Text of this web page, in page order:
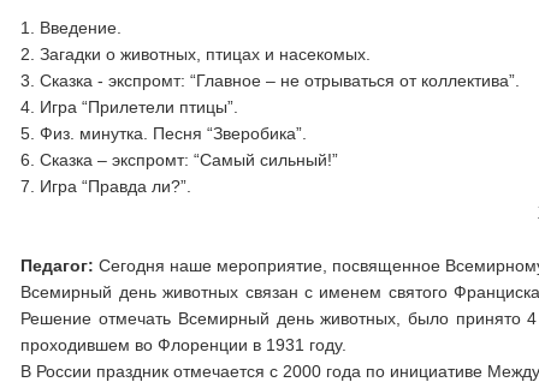
1. Введение.
2. Загадки о животных, птицах и насекомых.
3. Сказка - экспромт: “Главное – не отрываться от коллектива”.
4. Игра “Прилетели птицы”.
5. Физ. минутка. Песня “Зверобика”.
6. Сказка – экспромт: “Самый сильный!”
7. Игра “Правда ли?”.
Педагог:Сегодня наше мероприятие, посвященное
Всемирный день животных связан с именем святого
Решение отмечать Всемирный день животных, было принято
проходившем во Флоренции в 1931 году.
В России праздник отмечается с 2000 года по инициативе